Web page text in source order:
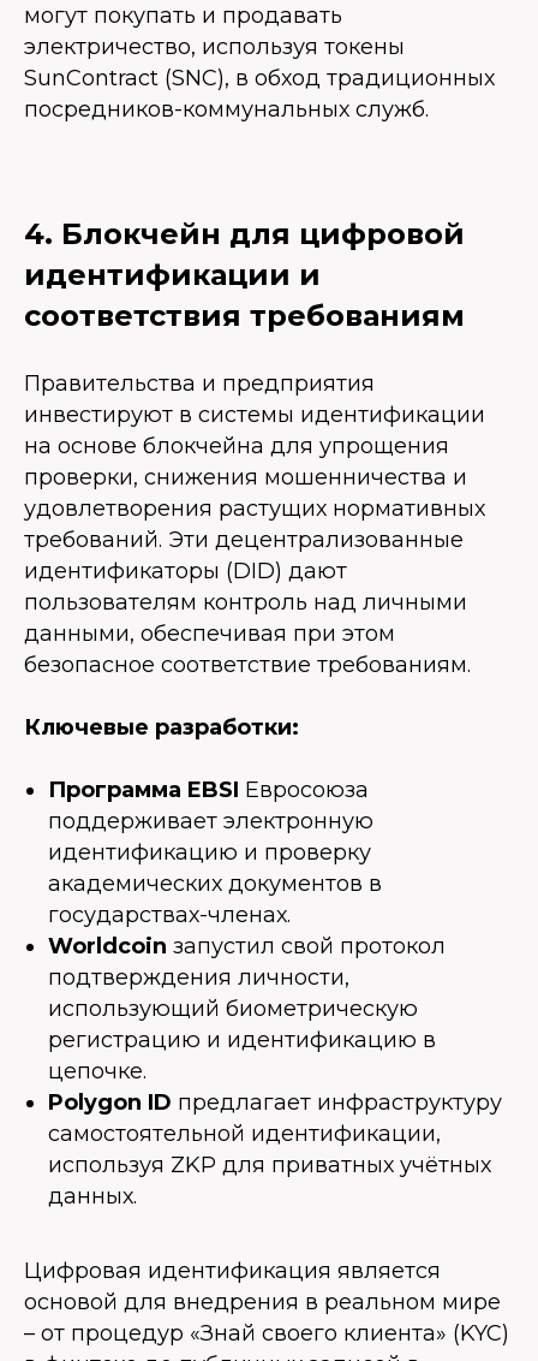
могут покупать и продавать
электричество, используя токены
SunContract (SNC), в обход традиционных
посредников-коммунальных служб.
4. Блокчейн для цифровой
идентификации и
соответствия требованиям
Правительства и предприятия
инвестируют в системы идентификации
на основе блокчейна для упрощения
проверки, снижения мошенничества и
удовлетворения растущих нормативных
требований. Эти децентрализованные
идентификаторы (DID) дают
пользователям контроль над личными
данными, обеспечивая при этом
безопасное соответствие требованиям.
Ключевые разработки:
Программа EBSI Евросоюза
поддерживает электронную
идентификацию и проверку
академических документов в
государствах-членах.
Worldcoin запустил свой протокол
подтверждения личности,
использующий биометрическую
регистрацию и идентификацию в
цепочке.
Polygon ID предлагает инфраструктуру
самостоятельной идентификации,
используя ZKP для приватных учётных
данных.
Цифровая идентификация является
основой для внедрения в реальном мире
– от процедур «Знай своего клиента» (KYC)